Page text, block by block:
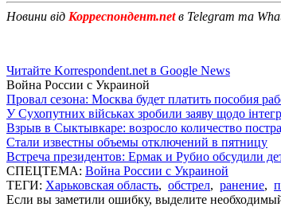
Новини від Корреспондент.netв Telegram та
Читайте Korrespondent.net в Google News
Война России с Украиной
Провал сезона: Москва будет платить пособия
У Сухопутних військах зробили заяву щодо
Взрыв в Сыктывкаре: возросло количество
Стали известны объемы отключений в пятницу
Встреча президентов: Ермак и Рубио обсудили
СПЕЦТЕМА: Война России с Украиной
ТЕГИ: Харьковская область, обстрел, ранение,
Если вы заметили ошибку, выделите